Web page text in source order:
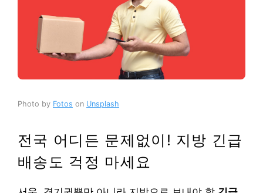
Photo by Fotos on Unsplash
전국 어디든 문제없이! 지방 긴급
배송도 걱정 마세요